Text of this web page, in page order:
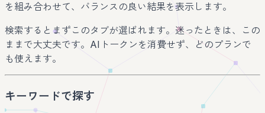
を組み合わせて、バランスの良い結果を表示します。
検索するとまずこのタブが選ばれます。迷ったときは、この
ままで大丈夫です。AIトークンを消費せず、どのプランで
も使えます。
キーワードで探す